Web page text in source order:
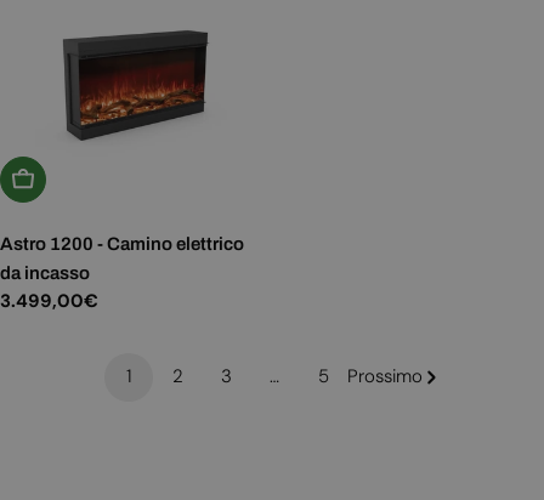
Aggiungi Al Carrello
Astro 1200 - Camino elettrico
da incasso
Prezzo
3.499,00€
1 2 3 … 5 Prossimo